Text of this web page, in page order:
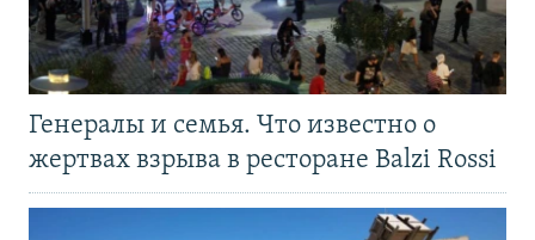
Генералы и семья. Что известно о
жертвах взрыва в ресторане Balzi Rossi